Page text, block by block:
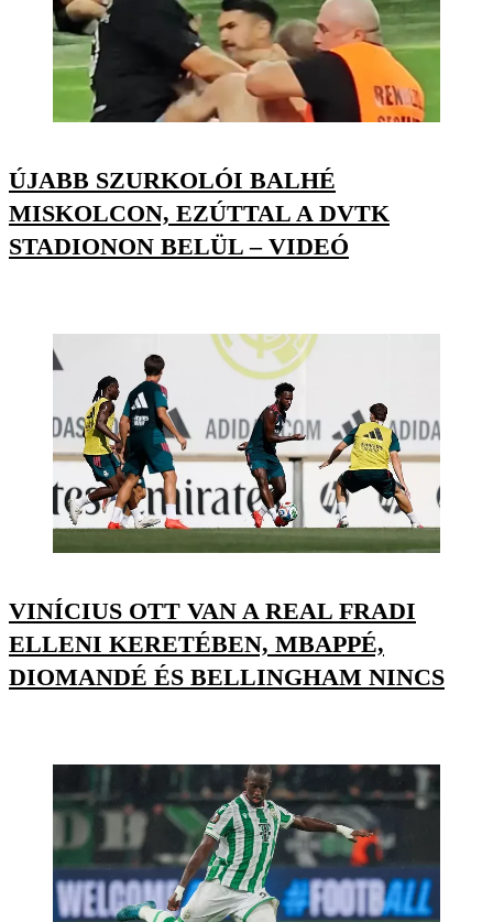
ÚJABB SZURKOLÓI BALHÉ
MISKOLCON, EZÚTTAL A DVTK
STADIONON BELÜL – VIDEÓ
VINÍCIUS OTT VAN A REAL FRADI
ELLENI KERETÉBEN, MBAPPÉ,
DIOMANDÉ ÉS BELLINGHAM NINCS